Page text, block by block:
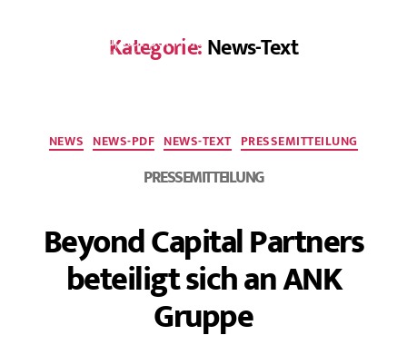
Kategorie:News-Text
NEWS NEWS-PDF NEWS-TEXT PRESSEMITTEILUNG
PRESSEMITTEILUNG
Beyond Capital Partners
beteiligt sich an ANK
Gruppe